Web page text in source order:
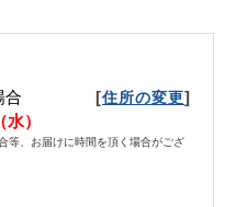
合 [住所の変更]
）
等、お届けに時間を頂く場合がござ